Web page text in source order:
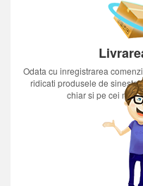
Odata cu inregistrarea
ridicati produsele de
chiar si pe cei mai